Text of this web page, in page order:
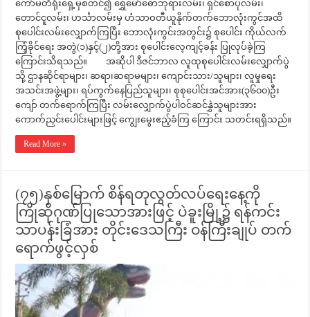
ကော်မတီရုံးရှေ့မှစတင်၍ ရွှေမော်ဓောဘုရားလမ်း၊ ရှင်စောပုလမ်း၊
တောင်ငူလမ်း၊ ဟင်္သာလမ်းမှ ဟံသာဝတီယူနိုက်တက်ဘောလုံးကွင်အထိ
စုပေါင်းလမ်းလျှောက်ကြပြီး ဘောလုံးကွင်းအတွင်း၌ စုပေါင်း ကိုယ်လက်
ကြံ့ခိုင်ရေး အတွဲ(၁)နှင့်(၂)တို့အား စုပေါင်းလေ့ကျင့်ခန်း ပြုလုပ်ခဲ့ကြ
ကြောင်းသိရသည်။ အဆိုပါ ဒီဇင်ဘာလ လူထုစုပေါင်းလမ်းလျှောက်ပွဲ
သို့ ဌာနဆိုင်ရာများ၊ ဆရာ၊ဆရာမများ၊ ကျောင်းသား/သူများ၊ လူမှုရေး
အသင်းအဖွဲ့များ၊ ရပ်ကွက်နေပြည်သူများ၊ စုစုပေါင်းအင်အား(၃၆၀၀)ဦး
ကျော် တက်ရောက်ကြပြီး လမ်းလျှောက်ပွဲပါဝင်ဆင်နွှဲသူများအား
ကောက်ညှင်းပေါင်းများဖြင့် ကျွေးမွေးဧည့်ခံကြ ကြောင်း သတင်းရရှိသည်။
Read More »
(၇၅)နှစ်မြောက် စိန်ရတုလွတ်လပ်ရေးနေ့ကို
ကြိုဆိုဂုဏ်ပြုသောအားဖြင့် ပဲခူးမြို့၌ ရန်ကင်း
သာပန်းခြံအား တိုင်းဒေသကြီး ဝန်ကြီးချုပ် တက်
ရောက်ဖွင့်လှစ်